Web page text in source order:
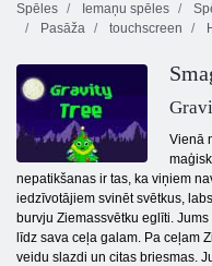
Spēles
Iemaņu spēles
Pasāža
touchscreen
Vienā
nepatikšanas ir tas, ka viņiem
iedzīvotājiem svinēt svētkus,
burvju Ziemassvētku eglīti.
līdz sava ceļa galam. Pa ceļam
veidu slazdi un citas briesmas.